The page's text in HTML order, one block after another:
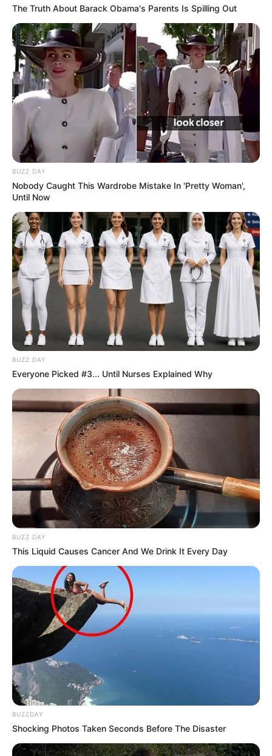
The Truth About Barack Obama's Parents Is Spilling Out
BUZZ DAY
Nobody Caught This Wardrobe Mistake In 'Pretty Woman',
Until Now
BUZZ DAY
Everyone Picked #3... Until Nurses Explained Why
BUZZ DAY
This Liquid Causes Cancer And We Drink It Every Day
BUZZDAY
Shocking Photos Taken Seconds Before The Disaster